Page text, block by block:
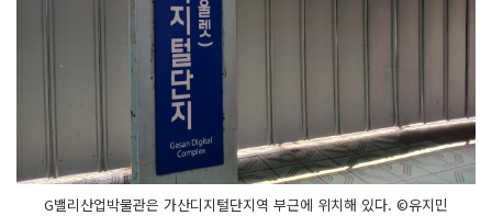
G밸리산업박물관은 가산디지털단지역 부근에 위치해 있다. ©유지민